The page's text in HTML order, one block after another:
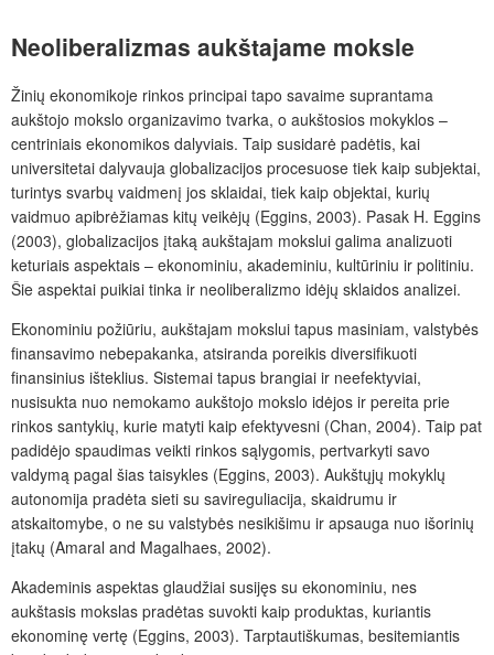
Neoliberalizmas aukštajame moksle
Žinių ekonomikoje rinkos principai tapo savaime suprantama
aukštojo mokslo organizavimo tvarka, o aukštosios mokyklos –
centriniais ekonomikos dalyviais. Taip susidarė padėtis, kai
universitetai dalyvauja globalizacijos procesuose tiek kaip subjektai,
turintys svarbų vaidmenį jos sklaidai, tiek kaip objektai, kurių
vaidmuo apibrėžiamas kitų veikėjų (Eggins, 2003). Pasak H. Eggins
(2003), globalizacijos įtaką aukštajam mokslui galima analizuoti
keturiais aspektais – ekonominiu, akademiniu, kultūriniu ir politiniu.
Šie aspektai puikiai tinka ir neoliberalizmo idėjų sklaidos analizei.
Ekonominiu požiūriu, aukštajam mokslui tapus masiniam, valstybės
finansavimo nebepakanka, atsiranda poreikis diversifikuoti
finansinius išteklius. Sistemai tapus brangiai ir neefektyviai,
nusisukta nuo nemokamo aukštojo mokslo idėjos ir pereita prie
rinkos santykių, kurie matyti kaip efektyvesni (Chan, 2004). Taip pat
padidėjo spaudimas veikti rinkos sąlygomis, pertvarkyti savo
valdymą pagal šias taisykles (Eggins, 2003). Aukštųjų mokyklų
autonomija pradėta sieti su savireguliacija, skaidrumu ir
atskaitomybe, o ne su valstybės nesikišimu ir apsauga nuo išorinių
įtakų (Amaral and Magalhaes, 2002).
Akademinis aspektas glaudžiai susijęs su ekonominiu, nes
aukštasis mokslas pradėtas suvokti kaip produktas, kuriantis
ekonominę vertę (Eggins, 2003). Tarptautiškumas, besitemiantis